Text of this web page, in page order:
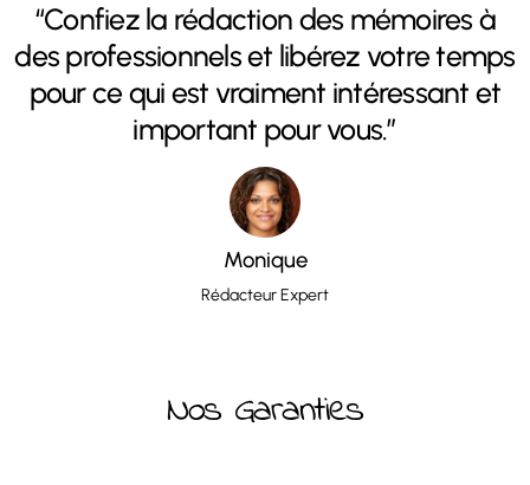
“Confiez la rédaction des mémoires à
des professionnels et libérez votre temps
pour ce qui est vraiment intéressant et
important pour vous.”
Monique
Rédacteur Expert
Nos Garanties